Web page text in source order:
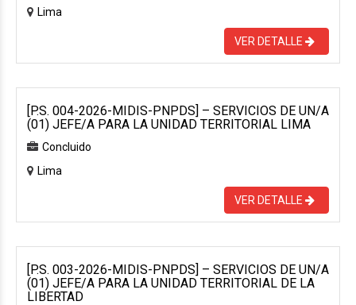
Lima
VER DETALLE
[P.S. 004-2026-MIDIS-PNPDS] – SERVICIOS DE UN/A
(01) JEFE/A PARA LA UNIDAD TERRITORIAL LIMA
Concluido
Lima
VER DETALLE
[P.S. 003-2026-MIDIS-PNPDS] – SERVICIOS DE UN/A
(01) JEFE/A PARA LA UNIDAD TERRITORIAL DE LA
LIBERTAD